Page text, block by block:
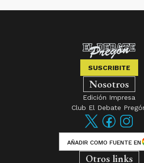
SUSCRIBITE
Nosotros
Edición Impresa
Club El Debate
AÑADIR COMO FUENTE EN
Otros links